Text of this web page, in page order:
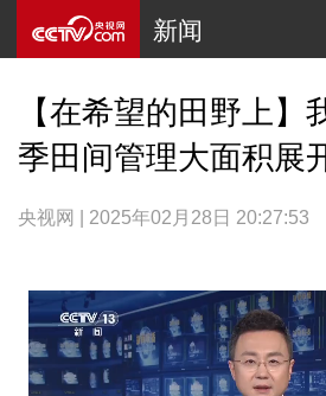
新闻
【在希望的田野上】
季田间管理大面积展
央视网 | 2025年02月28日 20:27:53